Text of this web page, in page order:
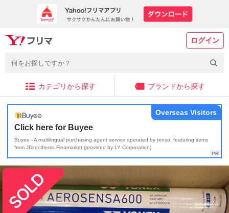
ログイン
カテゴリから探す ブランドから探す
Click here for Buyee
Buyee - A multilingual purchasing agent service operated by tenso, featuring items
from JDirectItems Fleamarket (provided by LY Corporation)
Overseas Visitors